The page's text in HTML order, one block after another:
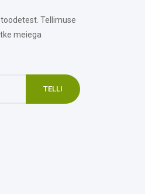
Tellimuse
meiega